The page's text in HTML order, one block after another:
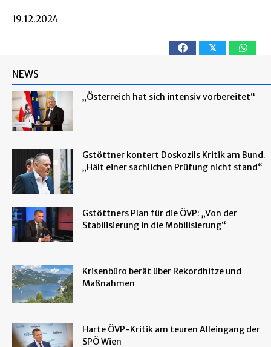
19.12.2024
𝕏
NEWS
„Österreich hat sich intensiv vorbereitet“
Gstöttner kontert Doskozils Kritik am Bund.
„Hält einer sachlichen Prüfung nicht stand“
Gstöttners Plan für die ÖVP: „Von der
Stabilisierung in die Mobilisierung“
Krisenbüro berät über Rekordhitze und
Maßnahmen
Harte ÖVP-Kritik am teuren Alleingang der
SPÖ Wien